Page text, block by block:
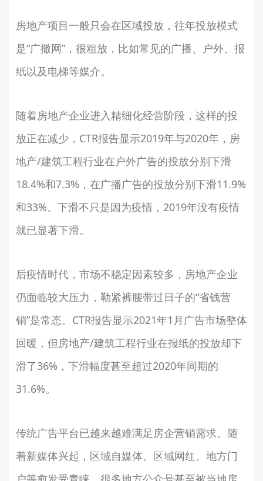
房地产项目一般只会在区域投放，往年投放模式
是“广撒网”，很粗放，比如常见的广播、户外、报
纸以及电梯等媒介。
随着房地产企业进入精细化经营阶段，这样的投
放正在减少，CTR报告显示2019年与2020年，房
地产/建筑工程行业在户外广告的投放分别下滑
18.4%和7.3%，在广播广告的投放分别下滑11.9%
和33%。下滑不只是因为疫情，2019年没有疫情
就已显著下滑。
后疫情时代，市场不稳定因素较多，房地产企业
仍面临较大压力，勒紧裤腰带过日子的“省钱营
销”是常态。CTR报告显示2021年1月广告市场整体
回暖，但房地产/建筑工程行业在报纸的投放却下
滑了36%，下滑幅度甚至超过2020年同期的
31.6%。
传统广告平台已越来越难满足房企营销需求。随
着新媒体兴起，区域自媒体、区域网红、地方门